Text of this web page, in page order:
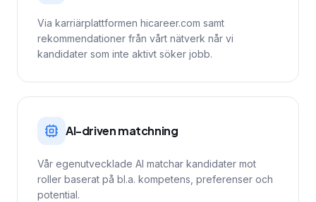
Via karriärplattformen hicareer.com samt
rekommendationer från vårt nätverk når vi
kandidater som inte aktivt söker jobb.
AI-driven matchning
Vår egenutvecklade AI matchar kandidater mot
roller baserat på bl.a. kompetens, preferenser och
potential.